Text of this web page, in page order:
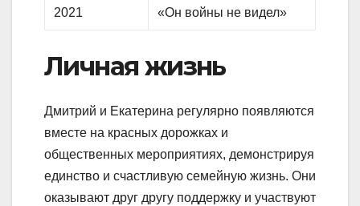
2021 «Он войны не видел»
Личная жизнь
Дмитрий и Екатерина регулярно появляются
вместе на красных дорожках и
общественных мероприятиях, демонстрируя
единство и счастливую семейную жизнь. Они
оказывают друг другу поддержку и участвуют